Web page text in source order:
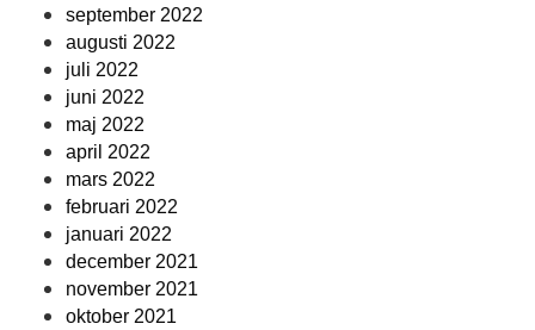
september 2022
augusti 2022
juli 2022
juni 2022
maj 2022
april 2022
mars 2022
februari 2022
januari 2022
december 2021
november 2021
oktober 2021